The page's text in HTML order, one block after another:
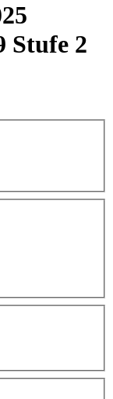
Stufe 2